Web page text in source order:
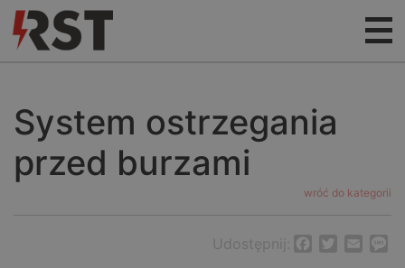
System ostrzegania
przed burzami
wróć do kategorii
Udostępnij: Facebook
Twitter
Email